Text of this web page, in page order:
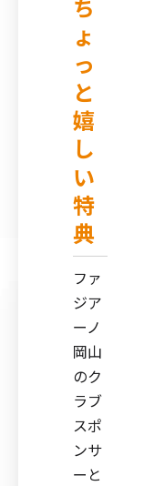
ち
ょ
っ
と
嬉
し
い
特
典
ファ
ジア
ーノ
岡山
のク
ラブ
スポ
ンサ
ーと